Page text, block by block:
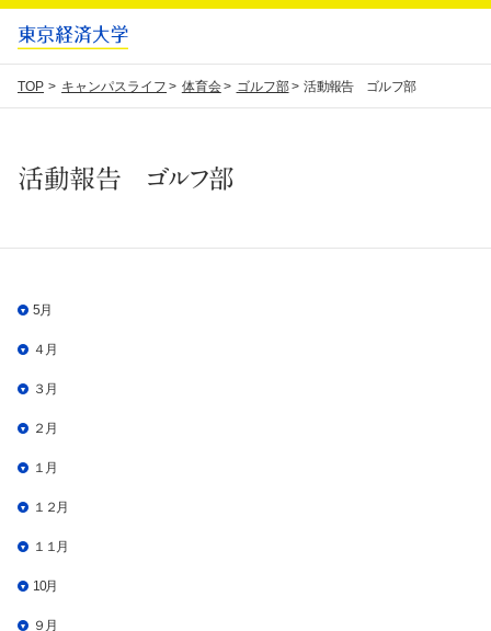
TOP キャンパスライフ 体育会 ゴルフ部 活動報告 ゴルフ部
活動報告 ゴルフ部
5月
４月
３月
２月
１月
１２月
１１月
10月
９月